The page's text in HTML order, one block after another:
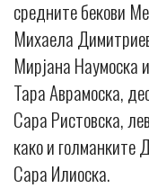
средните бекови
Михаела
Мирјана Наумоска
Тара Аврамоска,
Сара Ристовска,
како и голманките
Сара Илиоска.